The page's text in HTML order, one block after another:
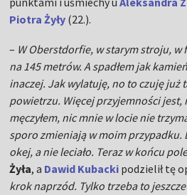
Piotra Żyły (22.).
– W Oberstdorfie, w starym stroju, w
na 145 metrów. A spadłem jak
inaczej. Jak wylatuję, no to czuję już
powietrzu. Więcej przyjemności jest,
męczyłem, nic mnie w locie nie
sporo zmieniają w moim przypadku.
okej, a nie leciało. Teraz w końcu
Żyła, a Dawid Kubacki podzielił tę
krok naprzód. Tylko trzeba to